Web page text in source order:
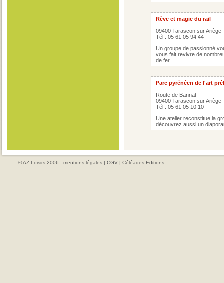
Rêve et magie du rail
09400 Tarascon sur Ariège
Tél : 05 61 05 94 44
Un groupe de passionné
vous fait revivre de
de fer.
Parc pyrénéen de l'art
Route de Bannat
09400 Tarascon sur Ariège
Tél : 05 61 05 10 10
Une atelier reconstitue la
découvrez aussi un
© AZ Loisirs 2006 - mentions légales | CGV | Céléades Editions